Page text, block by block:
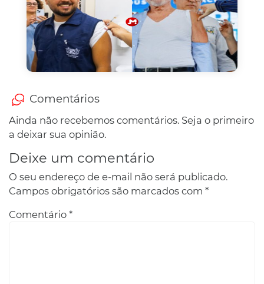
Comentários
Ainda não recebemos comentários. Seja o primeiro
a deixar sua opinião.
Deixe um comentário
O seu endereço de e-mail não será publicado.
Campos obrigatórios são marcados com *
Comentário *